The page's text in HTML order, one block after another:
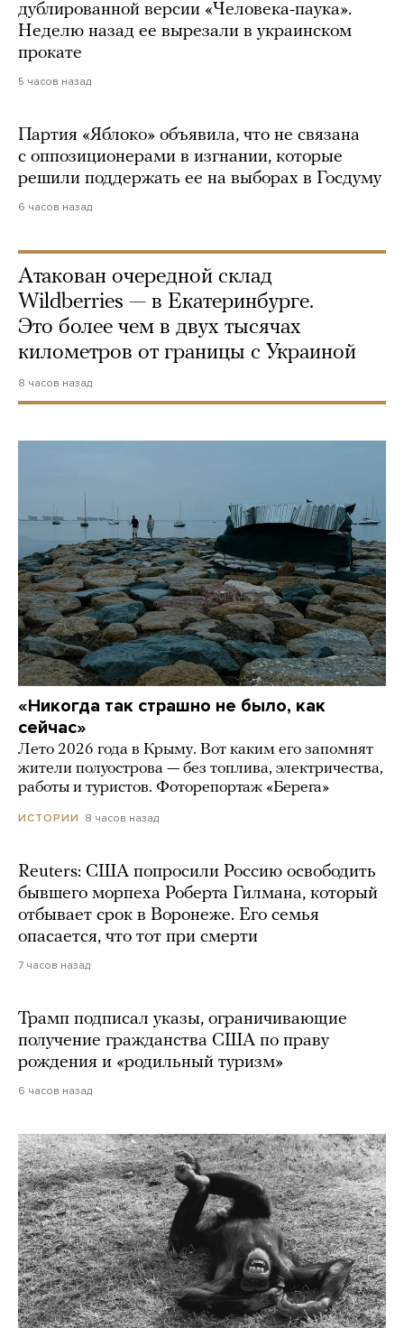
дублированной версии «Человека-паука».
Неделю назад ее вырезали в украинском
прокате
5 часов назад
Партия «Яблоко» объявила, что не связана
с оппозиционерами в изгнании, которые
решили поддержать ее на выборах в Госдуму
6 часов назад
Атакован очередной склад
Wildberries — в Екатеринбурге.
Это более чем в двух тысячах
километров от границы с Украиной
8 часов назад
«Никогда так страшно не было, как
сейчас»
Лето 2026 года в Крыму. Вот каким его запомнят
жители полуострова — без топлива, электричества,
работы и туристов. Фоторепортаж «Берега»
ИСТОРИИ 8 часов назад
Reuters: США попросили Россию освободить
бывшего морпеха Роберта Гилмана, который
отбывает срок в Воронеже. Его семья
опасается, что тот при смерти
7 часов назад
Трамп подписал указы, ограничивающие
получение гражданства США по праву
рождения и «родильный туризм»
6 часов назад